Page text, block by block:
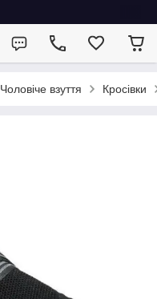
Чоловіче взуття Кросівки